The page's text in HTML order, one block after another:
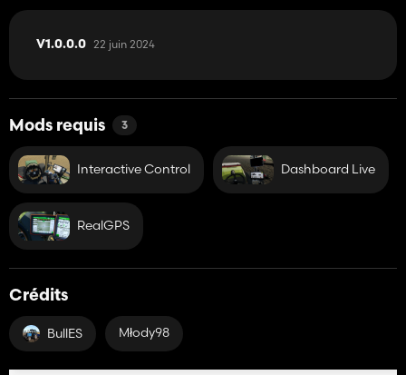
V1.0.0.0 22 juin 2024
Mods requis 3
Interactive Control Dashboard Live
RealGPS
Crédits
BullES Młody98